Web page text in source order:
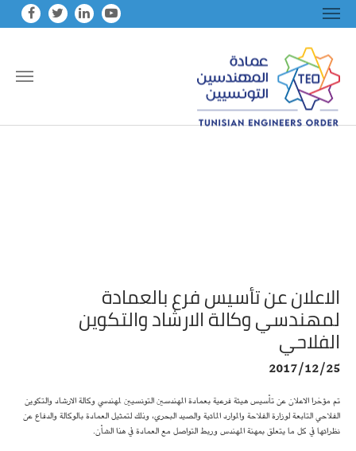
الاعلان عن تأسيس فرع بالعمادة
لمهندسي وكالة الارشاد والتكوين
الفلاحي
2017/12/25
تم مؤخرا الاعلان عن تأسيس هيئة فرعية بعمادة المهندسين التونسيين لمهندسي وكالة الارشاد والتكوين
الفلاحي التابعة لوزارة الفلاحة والموارد المائية والصيد البحري، وذلك لتمثيل العمادة بالوكالة والدفاع عن
نظرائها في كل ما يتعلق بمهنة المهندس وربط التواصل مع العمادة في هذا الشأن.